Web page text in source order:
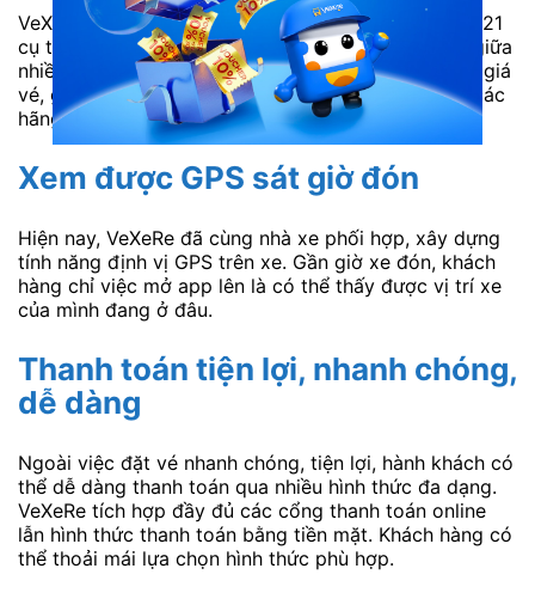
VeXeRe cung cấp thông tin về lịch bán vé xe tết 2021
cụ thể chính xác nhất. Giá vé rõ ràng, tương quan giữa
nhiều hãng xe. Khách hàng có thể dễ dàng so sánh giá
vé, giờ đi, nơi trung chuyển, sơ đồ ghế trống giữa các
hãng xe trước khi quyết định lựa chọn.
Xem được GPS sát giờ đón
Hiện nay, VeXeRe đã cùng nhà xe phối hợp, xây dựng
tính năng định vị GPS trên xe. Gần giờ xe đón, khách
hàng chỉ việc mở app lên là có thể thấy được vị trí xe
của mình đang ở đâu.
Thanh toán tiện lợi, nhanh chóng,
dễ dàng
Ngoài việc đặt vé nhanh chóng, tiện lợi, hành khách có
thể dễ dàng thanh toán qua nhiều hình thức đa dạng.
VeXeRe tích hợp đầy đủ các cổng thanh toán online
lẫn hình thức thanh toán bằng tiền mặt. Khách hàng có
thể thoải mái lựa chọn hình thức phù hợp.